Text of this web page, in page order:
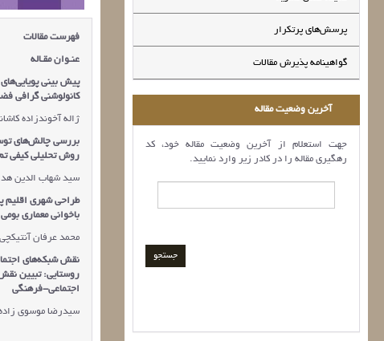
پرسش‌های پرتکرار
گواهینامه پذیرش مقالات
آخرین وضعیت مقاله
جهت استعلام از آخرین وضعیت مقاله خود، کد
رهگیری مقاله را در کادر زیر وارد نمایید.
فهرست مقالات
عنـوان مقـاله
پیش بینی
کانولوشنی گرافی
ژاله آخوندزاده
بررسی چالش‌های
روش تحلیلی کیفی
سید شهاب الدین
طراحی شهری اقلیم
باخوانی معماری
محمد عرفان آنتیکچی
نقش شبکه‌های
روستایی: تبیین
اجتماعی-فرهنگی
سیدرضا موسوی